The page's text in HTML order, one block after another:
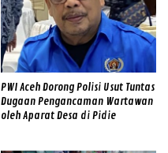
PWI Aceh Dorong Polisi Usut Tuntas
Dugaan Pengancaman Wartawan
oleh Aparat Desa di Pidie